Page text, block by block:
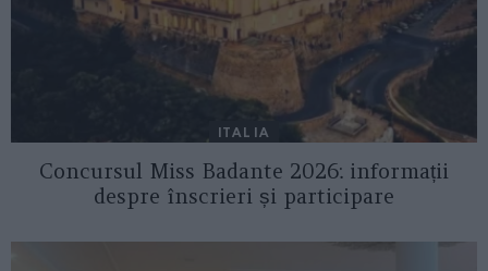
ITALIA
Concursul Miss Badante 2026: informații
despre înscrieri și participare